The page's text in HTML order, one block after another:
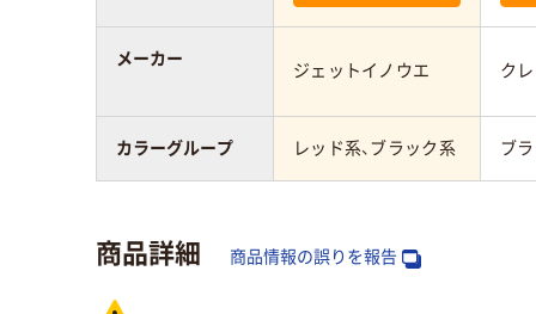
ジェットイノウエ ク
レッド系、ブラック系 ブ
メーカー
カラーグループ
商品詳細 商品情報の誤りを報告